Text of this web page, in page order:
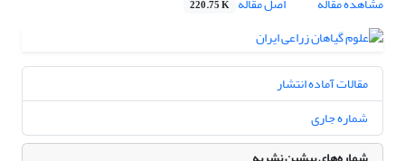
220.75 K
مقالات آماده انتشار
شماره جاری